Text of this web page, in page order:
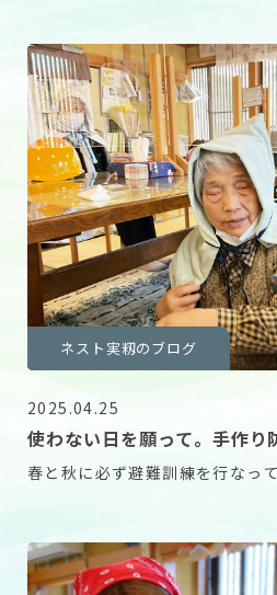
ネスト実籾のブログ
2025.04.25
使わない日を願って。手作り
春と秋に必ず避難訓練を行なっ